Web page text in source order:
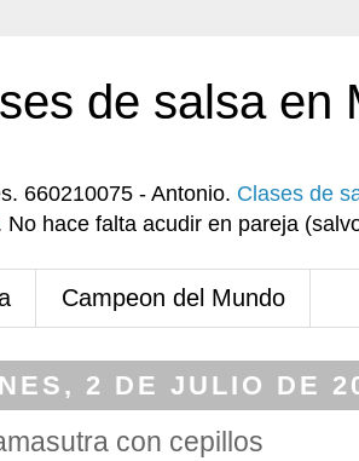
de salsa en
660210075 - Antonio. Clases de
No hace falta acudir en pareja
Campeon del Mundo
2 DE JULIO DE
con cepillos